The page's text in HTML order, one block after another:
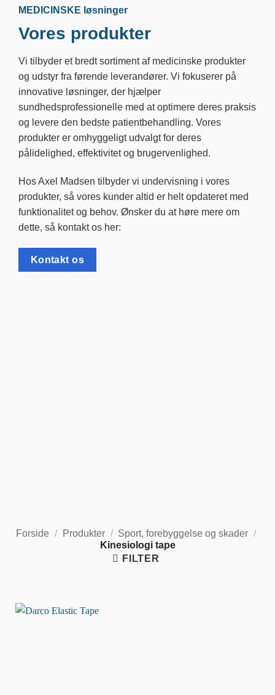
MEDICINSKE løsninger
Vores produkter
Vi tilbyder et bredt sortiment af medicinske produkter
og udstyr fra førende leverandører. Vi fokuserer på
innovative løsninger, der hjælper
sundhedsprofessionelle med at optimere deres praksis
og levere den bedste patientbehandling. Vores
produkter er omhyggeligt udvalgt for deres
pålidelighed, effektivitet og brugervenlighed.
Hos Axel Madsen tilbyder vi undervisning i vores
produkter, så vores kunder altid er helt opdateret med
funktionalitet og behov. Ønsker du at høre mere om
dette, så kontakt os her:
Kontakt os
Forside / Produkter / Sport, forebyggelse og skader /
Kinesiologi tape
FILTER